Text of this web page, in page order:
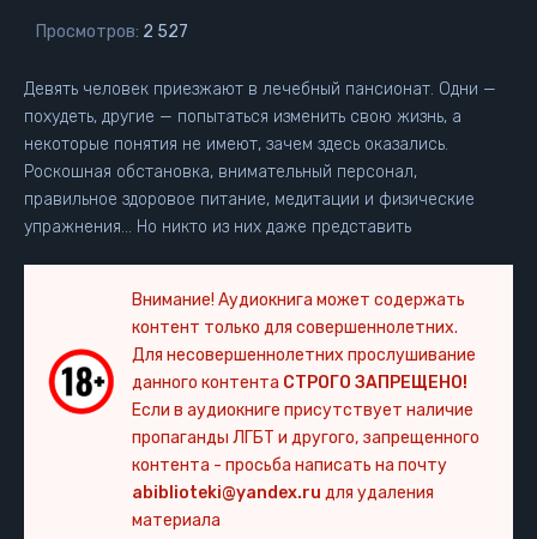
Просмотров: 2 527
Девять человек приезжают в лечебный пансионат. Одни —
похудеть, другие — попытаться изменить свою жизнь, а
некоторые понятия не имеют, зачем здесь оказались.
Роскошная обстановка, внимательный персонал,
правильное здоровое питание, медитации и физические
упражнения… Но никто из них даже представить
Внимание! Аудиокнига может содержать
контент только для совершеннолетних.
Для несовершеннолетних прослушивание
данного контента СТРОГО ЗАПРЕЩЕНО!
Если в аудиокниге присутствует наличие
пропаганды ЛГБТ и другого, запрещенного
контента - просьба написать на почту
abiblioteki@yandex.ru для удаления
материала